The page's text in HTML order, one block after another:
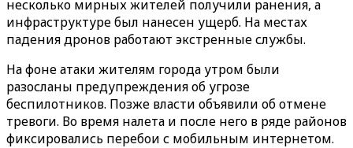
несколько мирных жителей получили ранения, а
инфраструктуре был нанесен ущерб. На местах
падения дронов работают экстренные службы.
На фоне атаки жителям города утром были
разосланы предупреждения об угрозе
беспилотников. Позже власти объявили об отмене
тревоги. Во время налета и после него в ряде районов
фиксировались перебои с мобильным интернетом.